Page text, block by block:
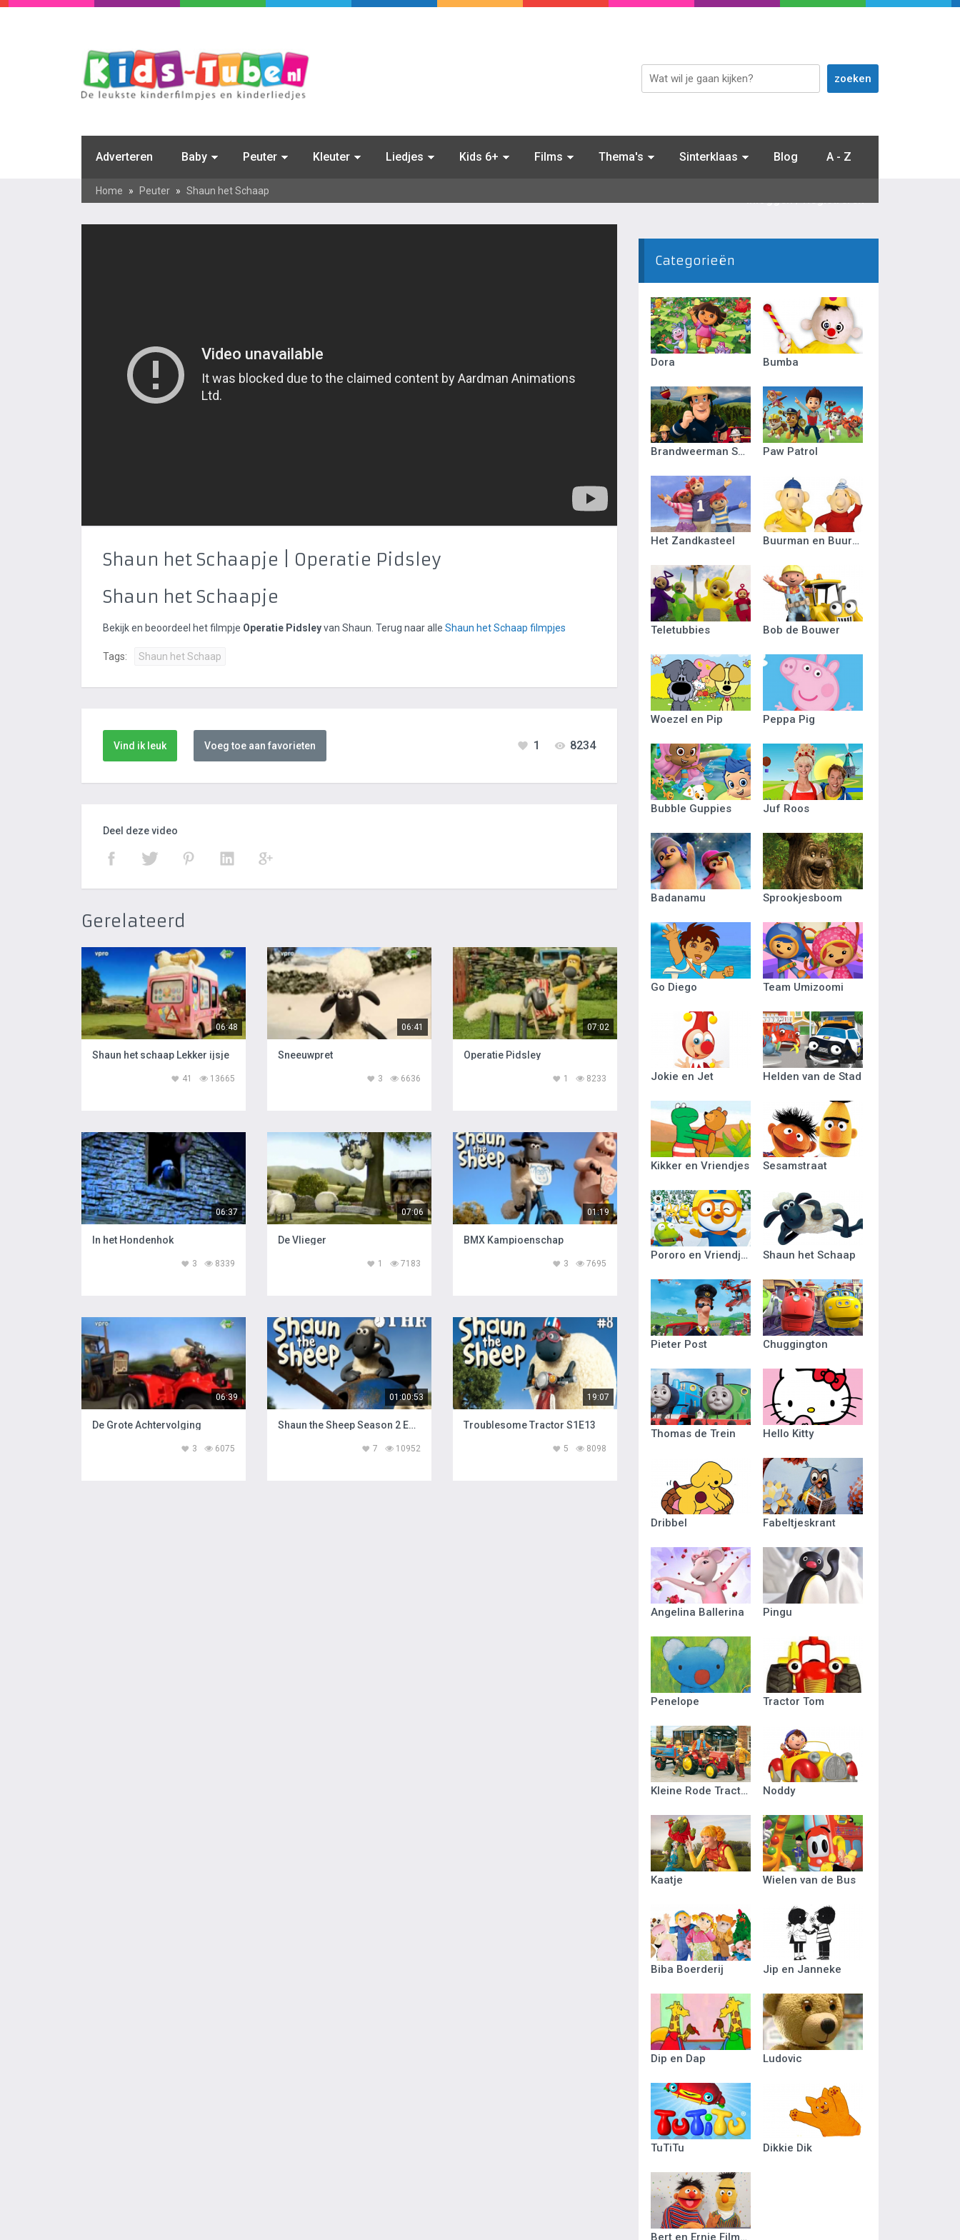
Adverteren Baby Peuter Kleuter Liedjes Kids 6+ Films Thema's Sinterklaas Blog A - Z
Inloggen / Registreren
Home » Peuter » Shaun het Schaap
Shaun het Schaapje | Operatie Pidsley
Shaun het Schaapje
Bekijk en beoordeel het filmpje Operatie Pidsleyvan Shaun. Terug naar alle Shaun het Schaap filmpjes
Tags: Shaun het Schaap
Vind ik leuk Voeg toe aan favorieten 8234
1
Deel deze video
Gerelateerd
06:48
Shaun het schaap Lekker ijsje
13665
41
06:41
Sneeuwpret
6636
3
07:02
Operatie Pidsley
8233
1
06:37
In het Hondenhok
8339
3
07:06
De Vlieger
7183
1
01:19
BMX Kampioenschap
7695
3
06:39
De Grote Achtervolging
6075
3
01:00:53
Shaun the Sheep Season 2 Episodes 3140
10952
7
19:07
Troublesome Tractor S1E13
8098
5
Categorieën
Dora Bumba
Brandweerman Sam Paw Patrol
Het Zandkasteel Buurman en Buurman
Teletubbies Bob de Bouwer
Woezel en Pip Peppa Pig
Bubble Guppies Juf Roos
Badanamu Sprookjesboom
Go Diego Team Umizoomi
Jokie en Jet Helden van de Stad
Kikker en Vriendjes Sesamstraat
Pororo en Vriendjes Shaun het Schaap
Pieter Post Chuggington
Thomas de Trein Hello Kitty
Dribbel Fabeltjeskrant
Angelina Ballerina Pingu
Penelope Tractor Tom
Kleine Rode Tractor Noddy
Kaatje Wielen van de Bus
Biba Boerderij Jip en Janneke
Dip en Dap Ludovic
TuTiTu Dikkie Dik
Bert en Ernie Filmpjes